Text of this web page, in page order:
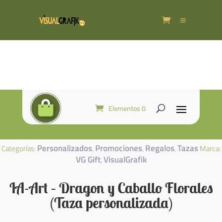
Elementos 0
Categorías: Personalizados, Promociones, Regalos,TazasMarca:
VG Gift,VisualGrafik
IA-Art – Dragon y Caballo Florales
(Taza personalizada)